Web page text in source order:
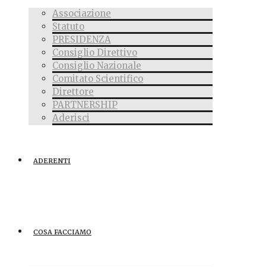
Associazione
Statuto
PRESIDENZA
Consiglio Direttivo
Consiglio Nazionale
Comitato Scientifico
Direttore
PARTNERSHIP
Aderisci
ADERENTI
COSA FACCIAMO